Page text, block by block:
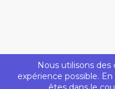
Nous utilisons
expérience possible.